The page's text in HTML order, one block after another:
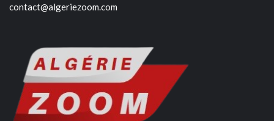
contact@algeriezoom.com